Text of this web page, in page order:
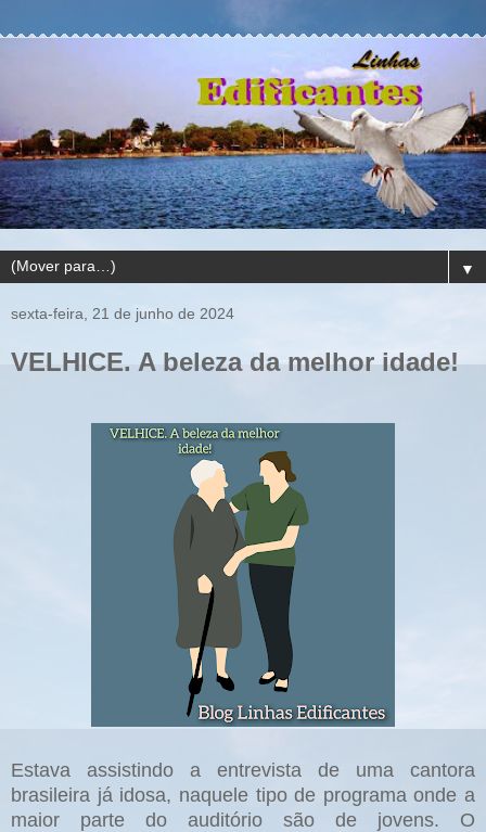
▼
sexta-feira, 21 de junho de 2024
VELHICE. A beleza da melhor idade!
Estava assistindo a entrevista de uma cantora
brasileira já idosa, naquele tipo de programa onde a
maior parte do auditório são de jovens. O